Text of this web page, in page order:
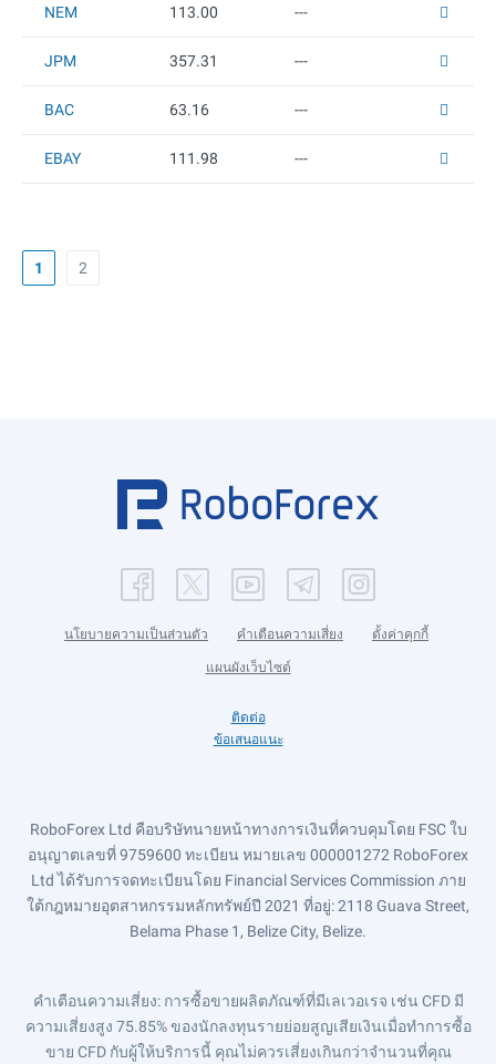
NEM 113.00 ---
JPM 357.31 ---
BAC 63.16 ---
EBAY 111.98 ---
1 2
นโยบายความเป็นส่วนตัว คำเตือนความเสี่ยง ตั้งค่าคุกกี้
แผนผังเว็บไซต์
ติดต่อ
ข้อเสนอแนะ
RoboForex Ltd คือบริษัทนายหน้าทางการเงินที่ควบคุมโดย FSC ใบ
อนุญาตเลขที่ 9759600 ทะเบียน หมายเลข 000001272 RoboForex
Ltd ได้รับการจดทะเบียนโดย Financial Services Commission ภาย
ใต้กฎหมายอุตสาหกรรมหลักทรัพย์ปี 2021 ที่อยู่: 2118 Guava Street,
Belama Phase 1, Belize City, Belize.
คำเตือนความเสี่ยง: การซื้อขายผลิตภัณฑ์ที่มีเลเวอเรจ เช่น CFD มี
ความเสี่ยงสูง 75.85% ของนักลงทุนรายย่อยสูญเสียเงินเมื่อทำการซื้อ
ขาย CFD กับผู้ให้บริการนี้ คุณไม่ควรเสี่ยงเกินกว่าจำนวนที่คุณ